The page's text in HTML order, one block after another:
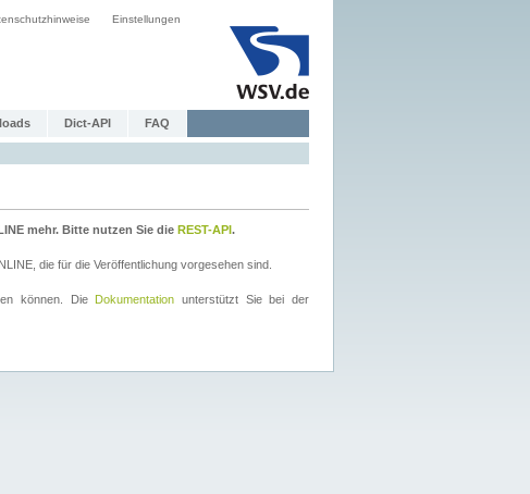
Einstellungen
Dict-API FAQ
mehr. Bitte nutzen Sie die REST-API.
die für die Veröffentlichung vorgesehen sind.
können. Die Dokumentation unterstützt Sie bei der